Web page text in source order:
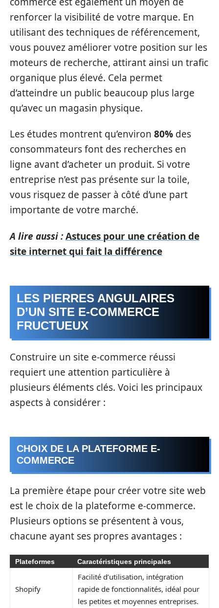
renforcer la visibilité de votre marque. En
utilisant des techniques de référencement,
vous pouvez améliorer votre position sur les
moteurs de recherche, attirant ainsi un trafic
organique plus élevé. Cela permet
d’atteindre un public beaucoup plus large
qu’avec un magasin physique.
Les études montrent qu’environ 80% des
consommateurs font des recherches en
ligne avant d’acheter un produit. Si votre
entreprise n’est pas présente sur la toile,
vous risquez de passer à côté d’une part
importante de votre marché.
A lire aussi :Astuces pour une création de
site internet qui fait la différence
LES PIERRES ANGULAIRES
D’UN SITE E-COMMERCE
FRUCTUEUX
Construire un site e-commerce réussi
requiert une attention particulière à
plusieurs éléments clés. Voici les principaux
aspects à considérer :
CHOIX DE LA PLATEFORME E-
COMMERCE
La première étape pour créer votre site web
est le choix de la plateforme e-commerce.
Plusieurs options se présentent à vous,
chacune ayant ses propres avantages :
Plateformes Caractéristiques principales
Shopify
Facilité d’utilisation, intégration
rapide de fonctionnalités, idéal pour
les petites et moyennes entreprises.